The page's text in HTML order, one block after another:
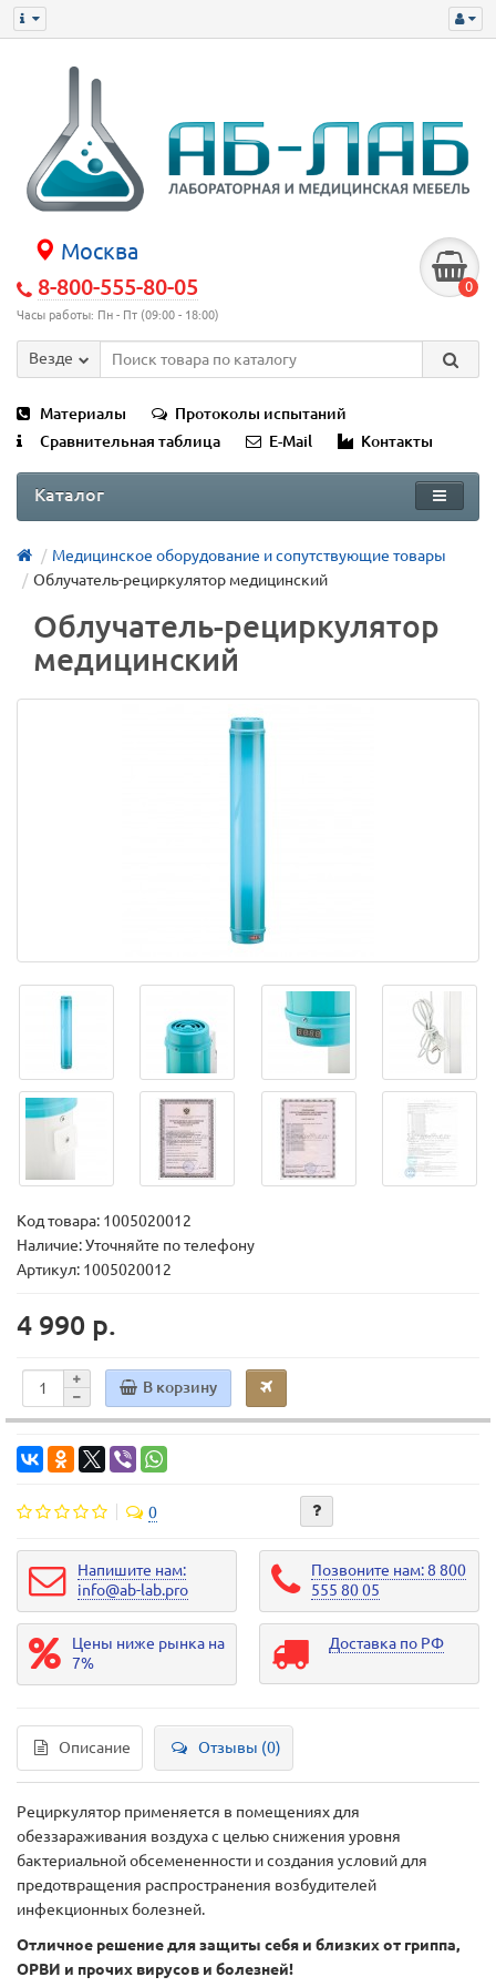
Москва
8-800-555-80-05
Часы работы: Пн - Пт (09:00 - 18:00)
0
Везде
Материалы
Протоколы испытаний
Сравнительная таблица
E-Mail Контакты
Каталог
Медицинское оборудование и сопутствующие товары
Облучатель-рециркулятор медицинский
Облучатель-рециркулятор
медицинский
Код товара: 1005020012
Наличие: Уточняйте по телефону
Артикул: 1005020012
4 990 р.
В корзину
0
Напишите нам:
info@ab-lab.pro
Позвоните нам: 8 800
555 80 05
Цены ниже рынка на
7%
Доставка по РФ
Описание Отзывы (0)
Рециркулятор применяется в помещениях для
обеззараживания воздуха с целью снижения уровня
бактериальной обсемененности и создания условий для
предотвращения распространения возбудителей
инфекционных болезней.
Отличное решение для защиты себя и близких от гриппа,
ОРВИ и прочих вирусов и болезней!